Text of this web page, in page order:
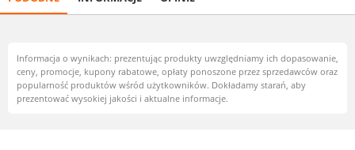
Informacja o wynikach: prezentując produkty uwzględniamy ich dopasowanie,
ceny, promocje, kupony rabatowe, opłaty ponoszone przez sprzedawców oraz
popularność produktów wśród użytkowników. Dokładamy starań, aby
prezentować wysokiej jakości i aktualne informacje.